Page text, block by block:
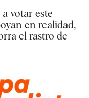
votar este
en realidad,
el rastro de